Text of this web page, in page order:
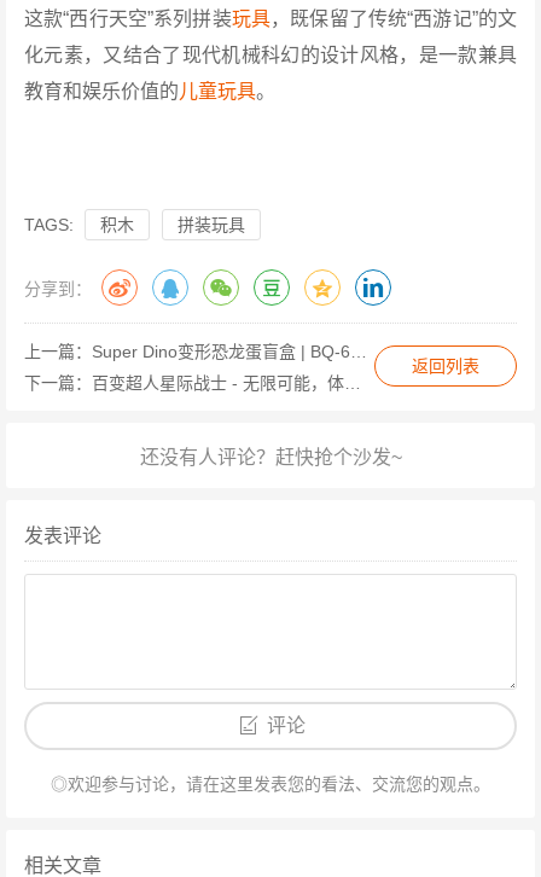
这款“西行天空”系列拼装玩具，既保留了传统“西游记”的文
化元素，又结合了现代机械科幻的设计风格，是一款兼具
教育和娱乐价值的儿童玩具。
TAGS: 积木 拼装玩具
分享到：
返回列表
上一篇： Super Dino变形恐龙蛋盲盒 | BQ-65，快乐萌公仔系列，8个惊喜变形恐龙
下一篇： 百变超人星际战士 - 无限可能，体验星际战斗乐趣
发表评论
评论
◎欢迎参与讨论，请在这里发表您的看法、交流您的观点。
相关文章